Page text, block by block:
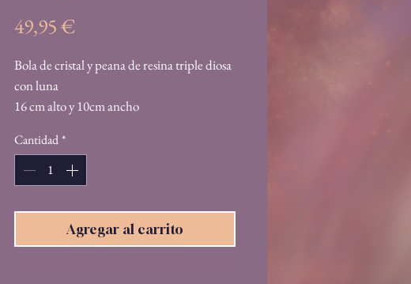
49,95 €
Bola de cristal y peana de resina triple diosa
con luna
16 cm alto y 10cm ancho
Cantidad*
Agregar al carrito